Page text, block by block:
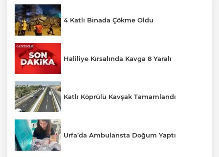
4 Katlı Binada Çökme Oldu
Haliliye Kırsalında Kavga 8 Yaralı
Katlı Köprülü Kavşak Tamamlandı
Urfa’da Ambulansta Doğum Yaptı